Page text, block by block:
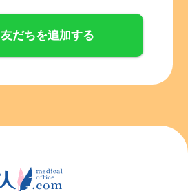
友だちを追加する